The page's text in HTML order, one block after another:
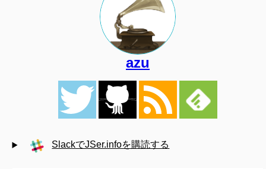
azu
SlackでJSer.infoを購読する